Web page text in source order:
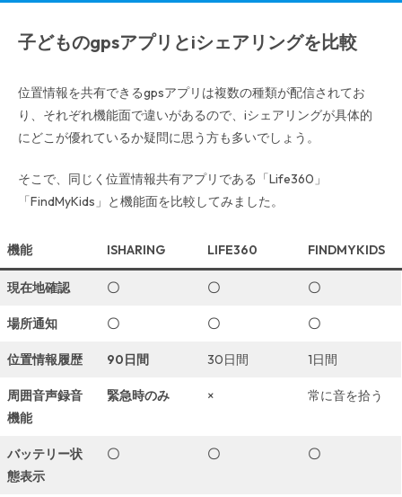
子どものgpsアプリとiシェアリングを比較
位置情報を共有できるgpsアプリは複数の種類が配信されてお
り、それぞれ機能面で違いがあるので、iシェアリングが具体的
にどこが優れているか疑問に思う方も多いでしょう。
そこで、同じく位置情報共有アプリである「Life360」
「FindMyKids」と機能面を比較してみました。
機能 ISHARING LIFE360 FINDMYKIDS
現在地確認 〇 〇 〇
場所通知 〇 〇 〇
位置情報履歴 90日間 30日間 1日間
周囲音声録音
機能
緊急時のみ × 常に音を拾う
バッテリー状
態表示
〇 〇 〇